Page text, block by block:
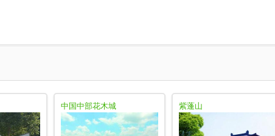
中国中部花木城 紫蓬山